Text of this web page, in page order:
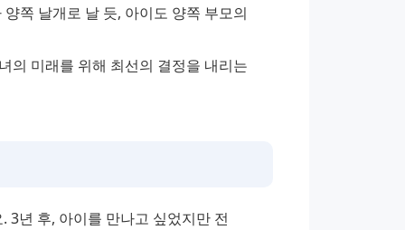
쪽 날개로 날 듯, 아이도 양쪽 부모의
의 미래를 위해 최선의 결정을 내리는
3년 후, 아이를 만나고 싶었지만 전